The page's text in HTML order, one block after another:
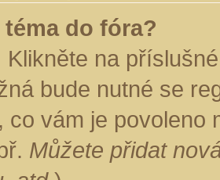
do fóra?
Klikněte na
bude nutné se
co vám je
Můžete přidat